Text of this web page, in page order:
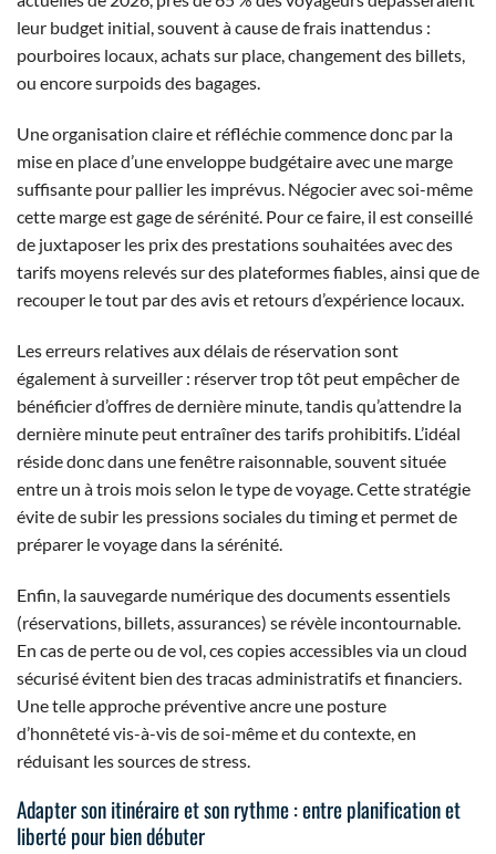
leur budget initial, souvent à cause de frais inattendus :
pourboires locaux, achats sur place, changement des billets,
ou encore surpoids des bagages.
Une organisation claire et réfléchie commence donc par la
mise en place d’une enveloppe budgétaire avec une marge
suffisante pour pallier les imprévus. Négocier avec soi-même
cette marge est gage de sérénité. Pour ce faire, il est conseillé
de juxtaposer les prix des prestations souhaitées avec des
tarifs moyens relevés sur des plateformes fiables, ainsi que de
recouper le tout par des avis et retours d’expérience locaux.
Les erreurs relatives aux délais de réservation sont
également à surveiller : réserver trop tôt peut empêcher de
bénéficier d’offres de dernière minute, tandis qu’attendre la
dernière minute peut entraîner des tarifs prohibitifs. L’idéal
réside donc dans une fenêtre raisonnable, souvent située
entre un à trois mois selon le type de voyage. Cette stratégie
évite de subir les pressions sociales du timing et permet de
préparer le voyage dans la sérénité.
Enfin, la sauvegarde numérique des documents essentiels
(réservations, billets, assurances) se révèle incontournable.
En cas de perte ou de vol, ces copies accessibles via un cloud
sécurisé évitent bien des tracas administratifs et financiers.
Une telle approche préventive ancre une posture
d’honnêteté vis-à-vis de soi-même et du contexte, en
réduisant les sources de stress.
Adapter son itinéraire et son rythme : entre planification et
liberté pour bien débuter